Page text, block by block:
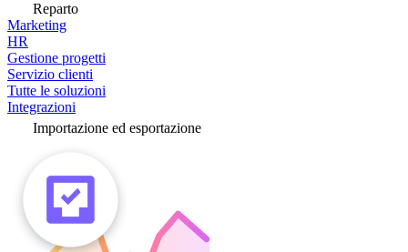
Reparto
Marketing
HR
Gestione progetti
Servizio clienti
Tutte le soluzioni
Integrazioni
Importazione ed esportazione